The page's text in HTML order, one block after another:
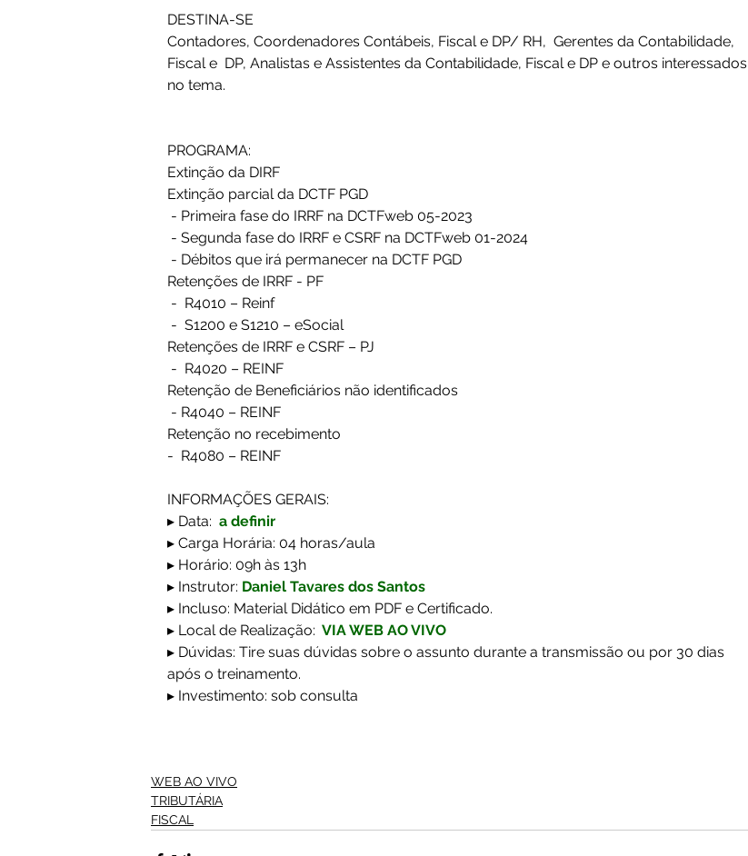
DESTINA-SE
Contadores, Coordenadores Contábeis, Fiscal e DP/ RH,  Gerentes da Contabilidade,
Fiscal e  DP, Analistas e Assistentes da Contabilidade, Fiscal e DP e outros interessados
no tema.
PROGRAMA:
Extinção da DIRF
Extinção parcial da DCTF PGD
- Primeira fase do IRRF na DCTFweb 05-2023
- Segunda fase do IRRF e CSRF na DCTFweb 01-2024
- Débitos que irá permanecer na DCTF PGD
Retenções de IRRF - PF
-  R4010 – Reinf
-  S1200 e S1210 – eSocial
Retenções de IRRF e CSRF – PJ
-  R4020 – REINF
Retenção de Beneficiários não identificados
- R4040 – REINF
Retenção no recebimento
-  R4080 – REINF
INFORMAÇÕES GERAIS:
▸ Data: a definir
▸ Carga Horária: 04 horas/aula
▸ Horário: 09h às 13h
▸ Instrutor: Daniel Tavares dos Santos
▸ Incluso: Material Didático em PDF e Certificado.
▸ Local de Realização: VIA WEB AO VIVO
▸ Dúvidas: Tire suas dúvidas sobre o assunto durante a transmissão ou por 30 dias
após o treinamento.
▸ Investimento: sob consulta
WEB AO VIVO
TRIBUTÁRIA
FISCAL